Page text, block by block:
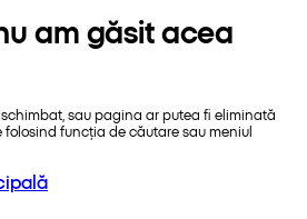
am găsit acea
sau pagina ar putea fi eliminată
funcția de căutare sau meniul